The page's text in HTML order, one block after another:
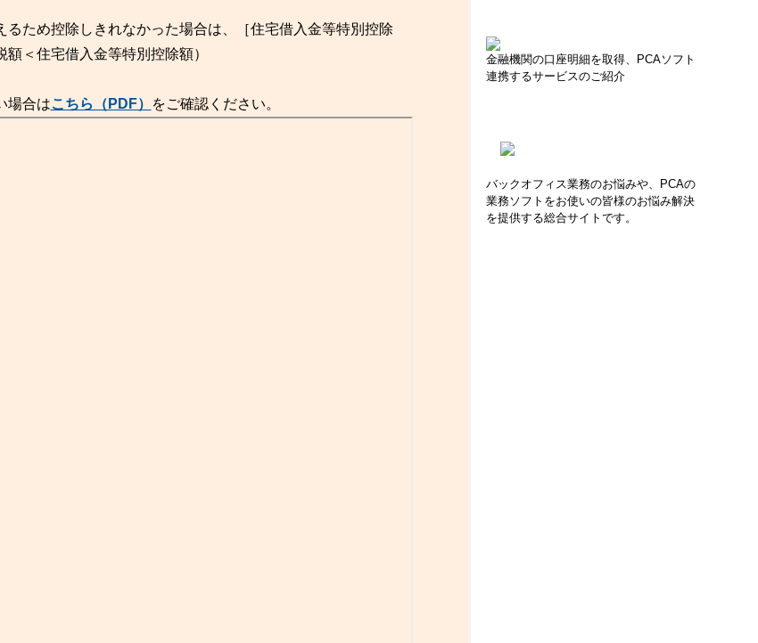
金融機関の口座明細を取得、PCAソフト
連携するサービスのご紹介
バックオフィス業務のお悩みや、PCAの
業務ソフトをお使いの皆様のお悩み解決
を提供する総合サイトです。
るため控除しきれなかった場合は、［住宅借入金等特別控除
＜住宅借入金等特別控除額）
場合はこちら（PDF） をご確認ください。